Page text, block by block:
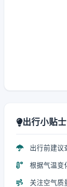
出行小贴士
出行前建议
根据气温变
关注空气质